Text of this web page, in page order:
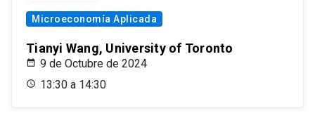
Microeconomía Aplicada
Tianyi Wang, University of Toronto
9 de Octubre de 2024
13:30 a 14:30